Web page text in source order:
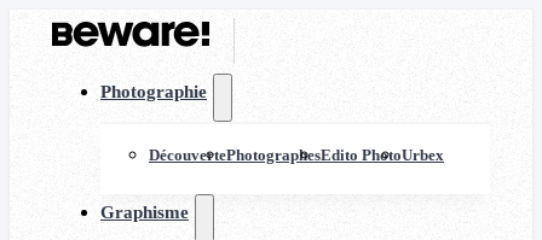
Photographie
DécouvertePhotographesEdito PhotoUrbex
Graphisme